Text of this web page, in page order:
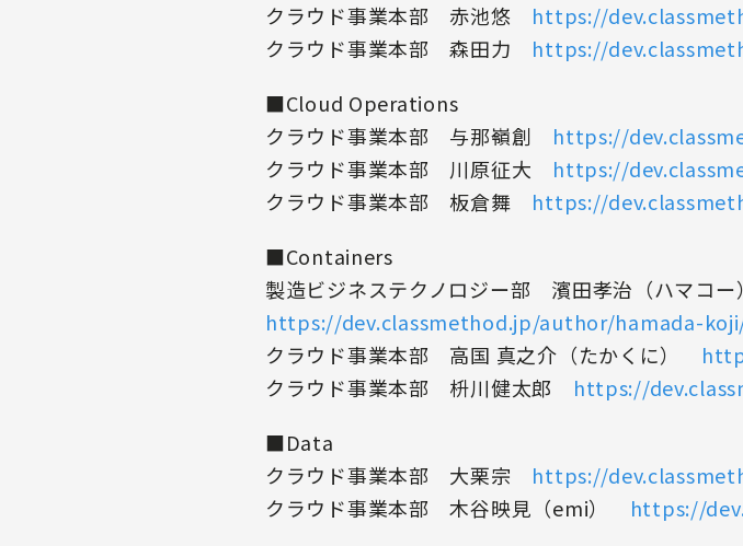
クラウド事業本部 赤池悠 https://
クラウド事業本部 森田力 https://
■Cloud Operations
クラウド事業本部 与那嶺創 https://
クラウド事業本部 川原征大 https://
クラウド事業本部 板倉舞 https://
■Containers
製造ビジネステクノロジー部 濱田孝治（ハマコ
https://dev.classmethod.jp/author/hamada-
クラウド事業本部 高国 真之介（たかくに）
クラウド事業本部 枡川健太郎 https://
■Data
クラウド事業本部 大栗宗 https://
クラウド事業本部 木谷映見（emi） https://